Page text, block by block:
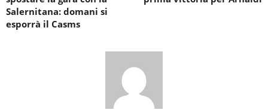
Salernitana: domani si
esporrà il Casms